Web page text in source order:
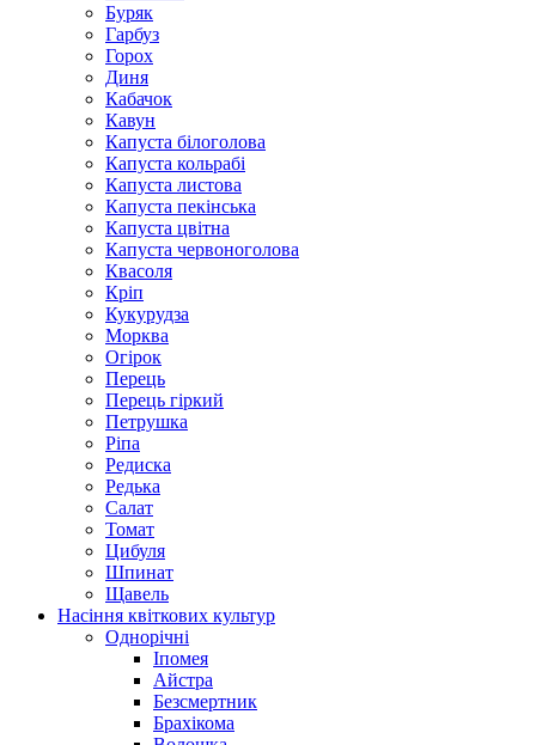
Буряк
Гарбуз
Горох
Диня
Кабачок
Кавун
Капуста білоголова
Капуста кольрабі
Капуста листова
Капуста пекінська
Капуста цвітна
Капуста червоноголова
Квасоля
Кріп
Кукурудза
Морква
Огірок
Перець
Перець гіркий
Петрушка
Ріпа
Редиска
Редька
Салат
Томат
Цибуля
Шпинат
Щавель
Насіння квіткових культур
Однорічні
Іпомея
Айстра
Безсмертник
Брахікома